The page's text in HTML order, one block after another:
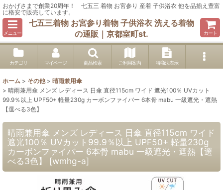
おかげさまで創業20周年！ 七五三 着物 お宮参り 産着 子供浴衣 他を品揃え豊富
に格安で販売しています。
メニュー
七五三着物 お宮参り着物 子供浴衣 洗える着物
の通販｜京都室町st.
カート
カテゴリ マイページ 商品検索 ご利用案内 特商法表示
ホーム > その他 > 晴雨兼用傘
> 晴雨兼用傘 メンズ レディース 日傘 直径115cm ワイド 遮光100％ UVカット
99.9％以上 UPF50+ 軽量230g カーボンファイバー 6本骨 mabu 一級遮光・遮熱
【選べる3色】
晴雨兼用傘 メンズ レディース 日傘 直径115cm ワイド
遮光100％ UVカット99.9％以上 UPF50+ 軽量230g
カーボンファイバー 6本骨 mabu 一級遮光・遮熱【選
べる3色】
[wmhg-a]